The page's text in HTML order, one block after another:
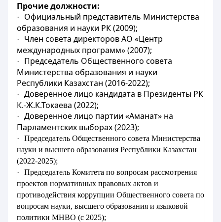
Прочие должности:
·
Официальный представитель Министерства
образования и науки РК (2009);
·
Член совета директоров АО «Центр
международных программ» (2007);
·
Председатель Общественного совета
Министерства образования и науки
Республики Казахстан (2016-2022);
·
Доверенное лицо кандидата в Президенты РК
К.-Ж.К.Токаева (2022);
·
Доверенное лицо партии «Аманат» на
Парламентских выборах (2023);
·
Председатель Общественного совета Министерства
науки и высшего образования Республики Казахстан
(2022-2025);
·
Председатель Комитета по вопросам рассмотрения
проектов нормативных правовых актов и
противодействия коррупции Общественного совета по
вопросам науки, высшего образования и языковой
политики МНВО (с 2025);